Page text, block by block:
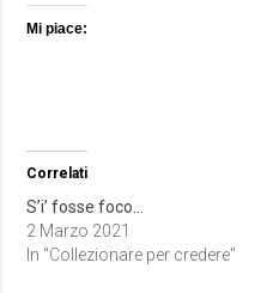
Mi piace:
Correlati
S’i’ fosse foco…
2 Marzo 2021
In "Collezionare per credere"